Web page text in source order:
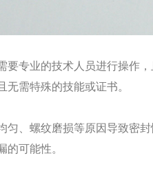
业的技术人员进行操作，
需特殊的技能或证书。
螺纹磨损等原因导致密封
的可能性。